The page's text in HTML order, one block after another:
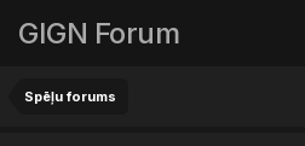
GIGN Forum
Spēļu forums